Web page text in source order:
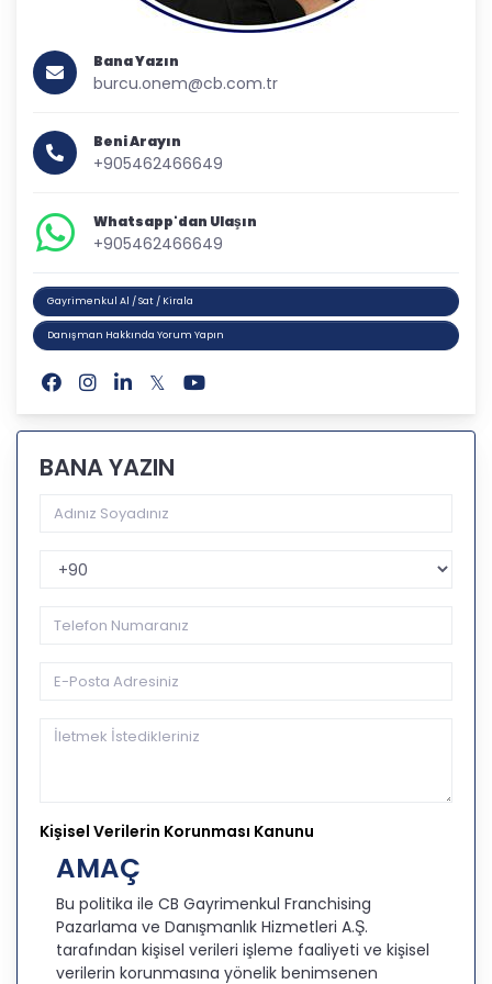
Bana Yazın
burcu.onem@cb.com.tr
Beni Arayın
+905462466649
Whatsapp'dan Ulaşın
+905462466649
Gayrimenkul Al / Sat / Kirala
Danışman Hakkında Yorum Yapın
BANA YAZIN
Telefon Kodu
Kişisel Verilerin Korunması Kanunu
AMAÇ
Bu politika ile CB Gayrimenkul Franchising
Pazarlama ve Danışmanlık Hizmetleri A.Ş.
tarafından kişisel verileri işleme faaliyeti ve kişisel
verilerin korunmasına yönelik benimsenen